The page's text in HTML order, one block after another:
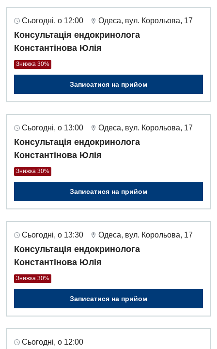
Дитяча урологія
Дитяча хірургія
Педіатрія
Сьогодні, о 12:00 Одеса, вул. Корольова, 17
Консультація ендокринолога
Константінова Юлія
Знижка 30%
Записатися на прийом
Сьогодні, о 13:00 Одеса, вул. Корольова, 17
Консультація ендокринолога
Константінова Юлія
Знижка 30%
Записатися на прийом
Сьогодні, о 13:30 Одеса, вул. Корольова, 17
Консультація ендокринолога
Константінова Юлія
Знижка 30%
Записатися на прийом
Сьогодні, о 12:00